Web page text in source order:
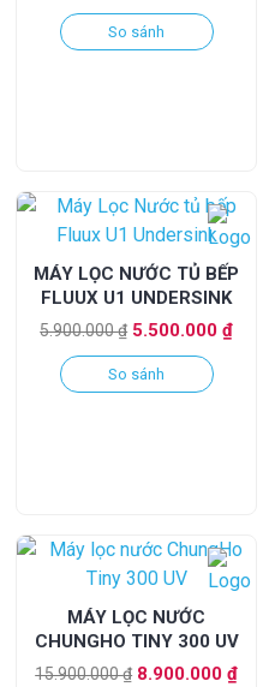
gốc
là:
So sánh
MÁY LỌC NƯỚC TỦ BẾP
FLUUX U1 UNDERSINK
5.900.000₫ Giá
gốc
là:
5.500.000₫Giá
So sánh
MÁY LỌC NƯỚC
CHUNGHO TINY 300 UV
15.900.000₫ Giá
8.900.000₫Giá